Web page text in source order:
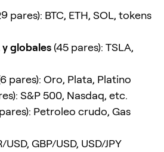
pares): BTC, ETH, SOL, tokens
y globales(45 pares): TSLA,
pares): Oro, Plata, Platino
S&P 500, Nasdaq, etc.
Petroleo crudo, Gas
USD, GBP/USD, USD/JPY